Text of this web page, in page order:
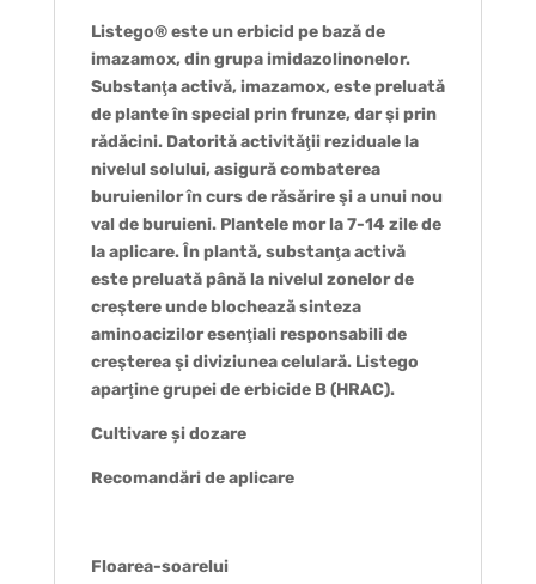
Listego® este un erbicid pe bază de
imazamox, din grupa imidazolinonelor.
Substanţa activă, imazamox, este preluată
de plante în special prin frunze, dar şi prin
rădăcini. Datorită activităţii reziduale la
nivelul solului, asigură combaterea
buruienilor în curs de răsărire şi a unui nou
val de buruieni. Plantele mor la 7-14 zile de
la aplicare. În plantă, substanţa activă
este preluată până la nivelul zonelor de
creştere unde blochează sinteza
aminoacizilor esenţiali responsabili de
creşterea şi diviziunea celulară. Listego
aparţine grupei de erbicide B (HRAC).
Cultivare și dozare
Recomandări de aplicare
Floarea-soarelui